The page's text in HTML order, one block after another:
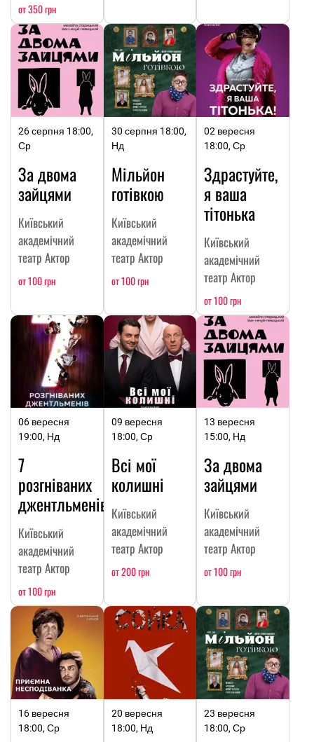
от 350 грн
26 серпня 18:00,
Ср
За двома
зайцями
Київський
академічний
театр Актор
от 100 грн
30 серпня 18:00,
Нд
Мільйон
готівкою
Київський
академічний
театр Актор
от 100 грн
02 вересня
18:00, Ср
Здрастуйте,
я ваша
тітонька
Київський
академічний
театр Актор
от 100 грн
06 вересня
19:00, Нд
7
розгніваних
джентльменів
Київський
академічний
театр Актор
от 100 грн
09 вересня
18:00, Ср
Всі мої
колишні
Київський
академічний
театр Актор
от 200 грн
13 вересня
15:00, Нд
За двома
зайцями
Київський
академічний
театр Актор
от 100 грн
16 вересня
18:00, Ср
20 вересня
18:00, Нд
23 вересня
18:00, Ср